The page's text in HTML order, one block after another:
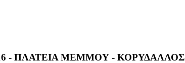
- ΠΛΑΤΕΙΑ ΜΕΜΜΟΥ - ΚΟΡΥΔΑΛΛΟΣ